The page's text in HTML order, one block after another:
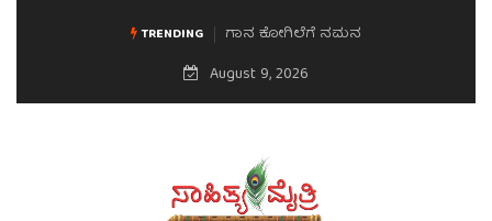
TRENDINGಗಾನ ಕೋಗಿಲೆಗೆ ನಮನ ಮನಸಿನ ಸವಿಭಾವ
August 9, 2026